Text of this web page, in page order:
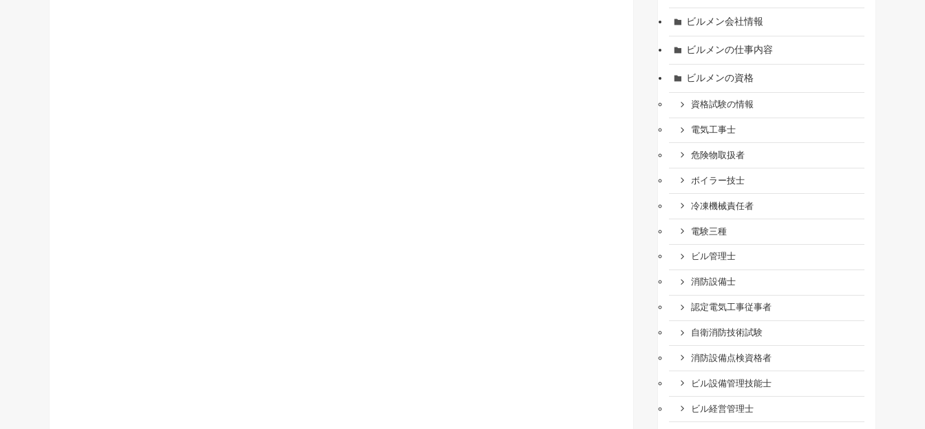
ビルメン会社情報
ビルメンの仕事内容
ビルメンの資格
資格試験の情報
電気工事士
危険物取扱者
ボイラー技士
冷凍機械責任者
電験三種
ビル管理士
消防設備士
認定電気工事従事者
自衛消防技術試験
消防設備点検資格者
ビル設備管理技能士
ビル経営管理士